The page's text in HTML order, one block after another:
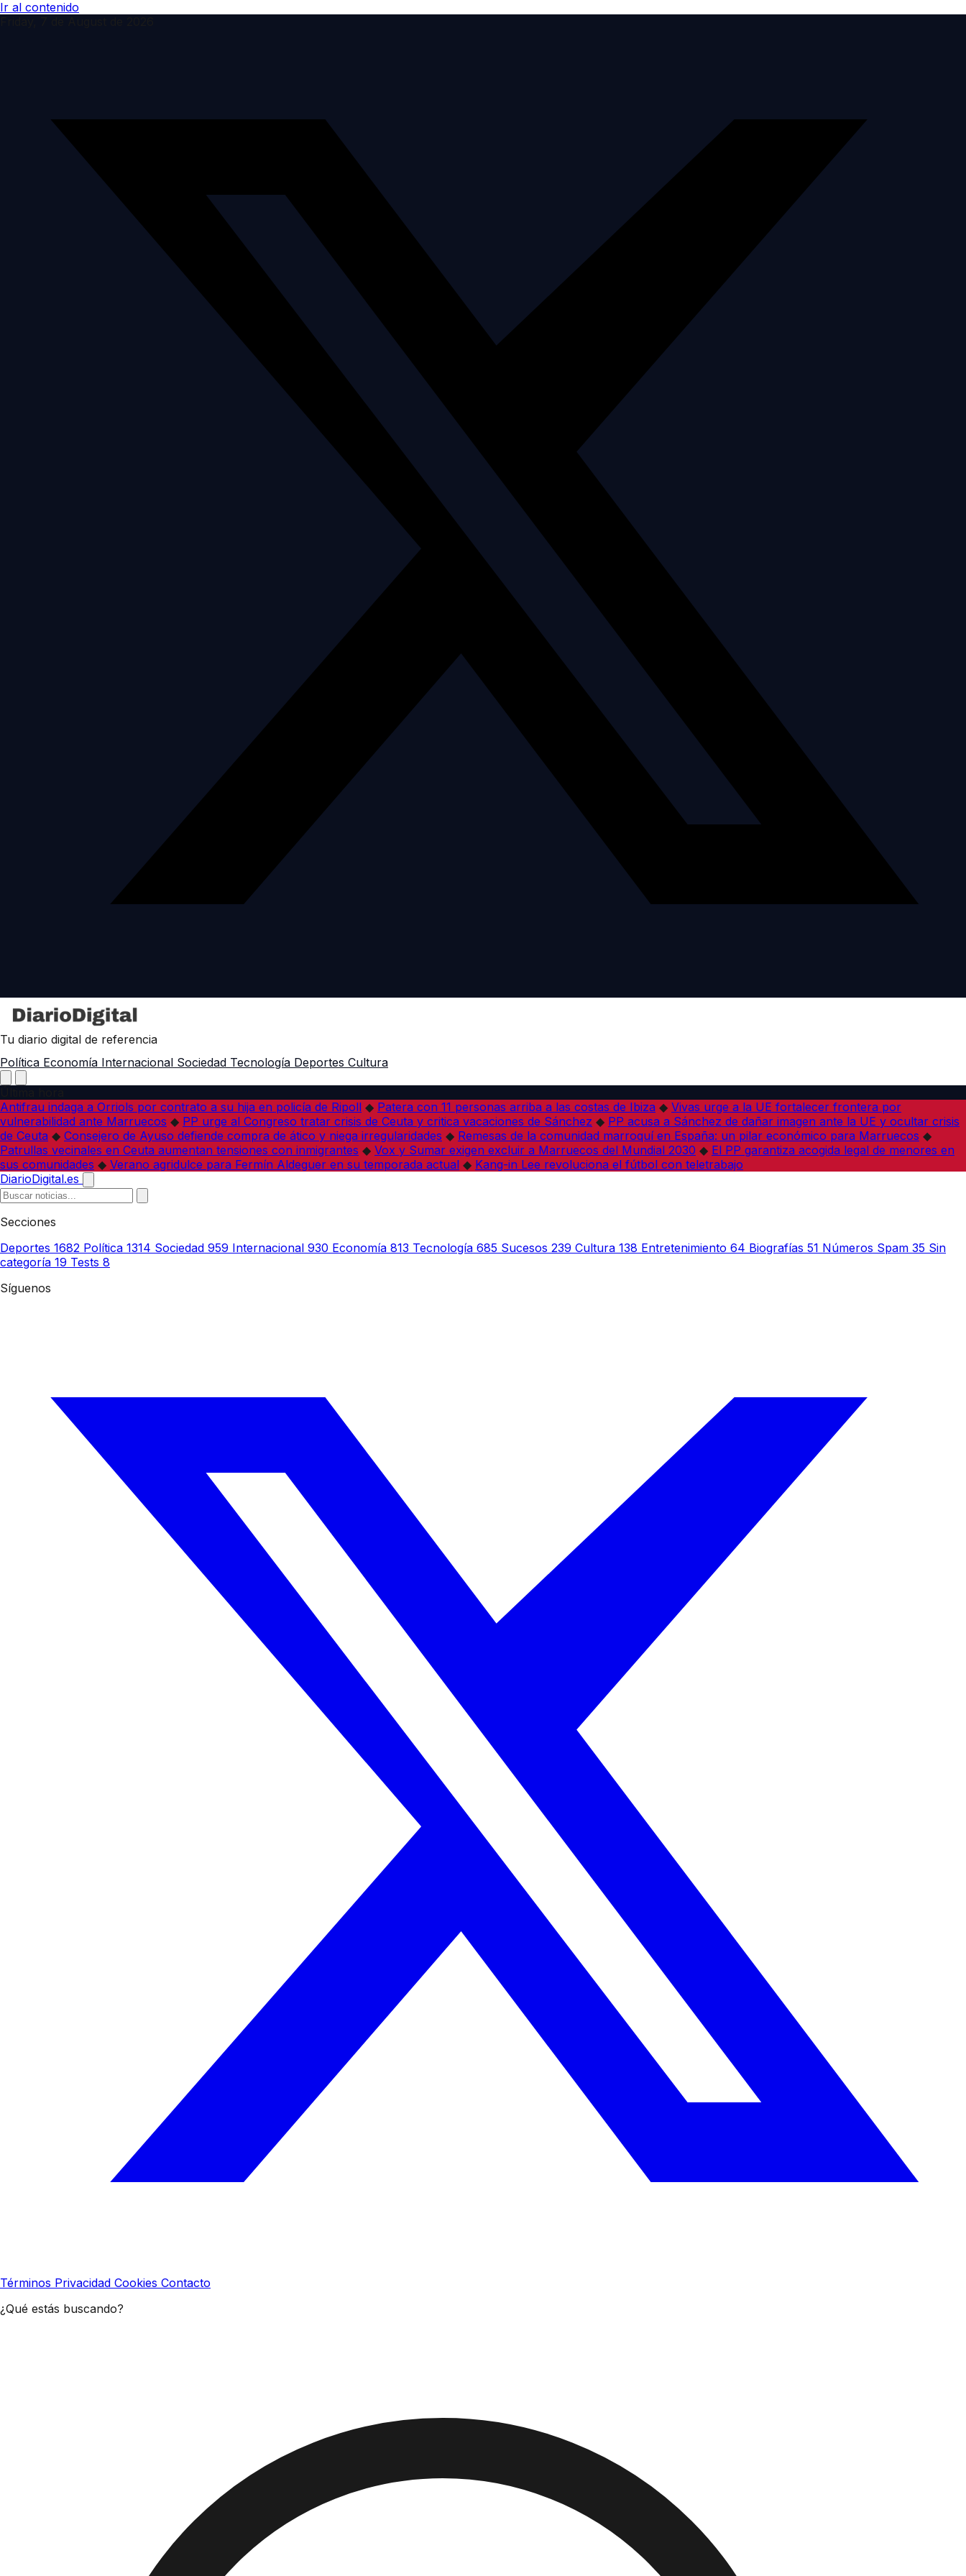
Ir al contenido
Tu diario digital de referencia
Política Economía Internacional Sociedad Tecnología Deportes Cultura
Antifrau indaga a Orriols por contrato a su hija en policía de Ripoll ◆ Patera con 11 personas arriba a las costas de Ibiza ◆ Vivas urge a la UE fortalecer frontera por
vulnerabilidad ante Marruecos ◆ PP urge al Congreso tratar crisis de Ceuta y critica vacaciones de Sánchez ◆ PP acusa a Sánchez de dañar imagen ante la UE y ocultar crisis
de Ceuta ◆ Consejero de Ayuso defiende compra de ático y niega irregularidades ◆ Remesas de la comunidad marroquí en España: un pilar económico para Marruecos ◆
Patrullas vecinales en Ceuta aumentan tensiones con inmigrantes ◆ Vox y Sumar exigen excluir a Marruecos del Mundial 2030 ◆ El PP garantiza acogida legal de menores en
sus comunidades ◆ Verano agridulce para Fermín Aldeguer en su temporada actual ◆ Kang-in Lee revoluciona el fútbol con teletrabajo
DiarioDigital.es
Secciones
Deportes 1682 Política 1314 Sociedad 959 Internacional 930 Economía 813 Tecnología 685 Sucesos 239 Cultura 138 Entretenimiento 64 Biografías 51 Números Spam 35 Sin
categoría 19 Tests 8
Síguenos
Términos Privacidad Cookies Contacto
¿Qué estás buscando?